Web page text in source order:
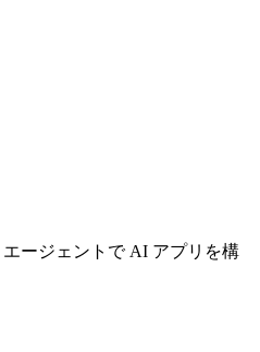
ージェントで AI アプリを構